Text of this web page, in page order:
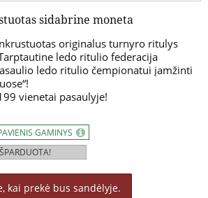
sidabrine moneta
originalus turnyro ritulys
ledo ritulio federacija
ledo ritulio čempionatui įamžinti
vienetai pasaulyje!
GAMINYS
kai prekė bus sandėlyje.